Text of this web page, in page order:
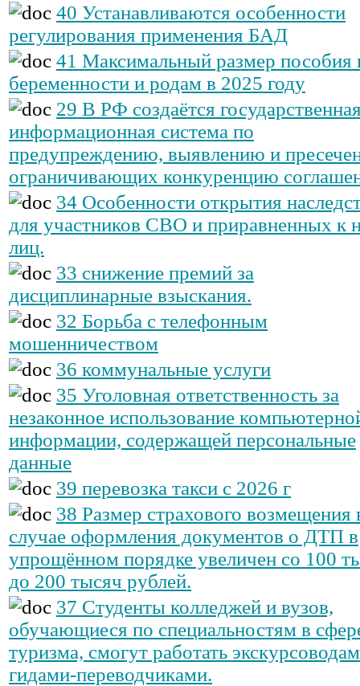
40 Устанавливаются особенности
регулирования применения БАД
41 Максимальный размер пособия
беременности и родам в 2025 году
29 В РФ создаётся
информационная система по
предупреждению, выявлению и
ограничивающих конкуренцию
34 Особенности открытия
для участников СВО и приравненных к
лиц.
33 снижение премий за
дисциплинарные взыскания.
32 Борьба с телефонным
мошенничеством
36 коммунальные услуги
35 Уголовная ответственность за
незаконное использование
информации, содержащей персональные
данные
39 перевозка такси с 2026 г
38 Размер страхового возмещения
случае оформления документов о ДТП в
упрощённом порядке увеличен со 100
до 200 тысяч рублей.
37 Студенты колледжей и вузов,
обучающиеся по специальностям в
туризма, смогут работать
гидами-переводчиками.